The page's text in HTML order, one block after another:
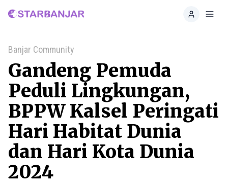
Home
Banjar Community
Gandeng Pemuda
Peduli Lingkungan,
BPPW Kalsel Peringati
Hari Habitat Dunia
dan Hari Kota Dunia
2024